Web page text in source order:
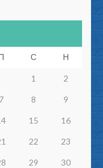
С Н
1 2
7 8 9
15 16
22 23
29 30